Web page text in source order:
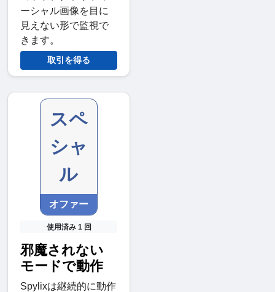
ーシャル画像を目に
見えない形で監視で
きます。
取引を得る
スペ
シャ
ル
オファー
使用済み 1 回
邪魔されない
モードで動作
Spylixは継続的に動作